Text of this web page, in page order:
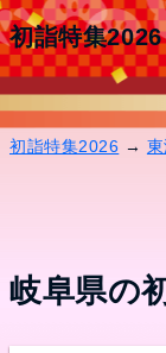
初詣特集2026
初詣特集2026 →
岐阜県の